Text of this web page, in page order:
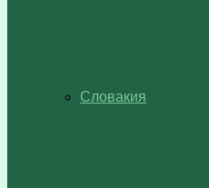
Словакия